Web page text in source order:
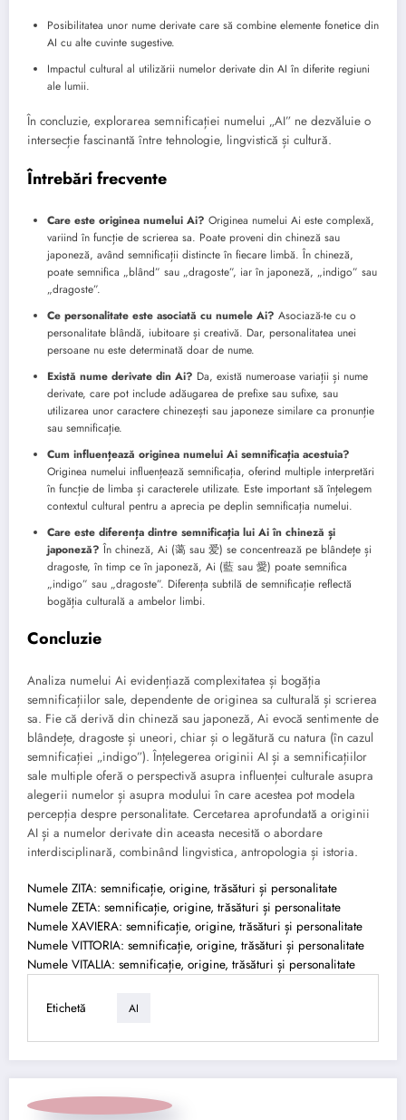
Posibilitatea unor nume derivate care să combine elemente fonetice din
AI cu alte cuvinte sugestive.
Impactul cultural al utilizării numelor derivate din AI în diferite regiuni
ale lumii.
În concluzie, explorarea semnificației numelui „AI” ne dezvăluie o
intersecție fascinantă între tehnologie, lingvistică și cultură.
Întrebări frecvente
Care este originea numelui Ai? Originea numelui Ai este complexă,
variind în funcție de scrierea sa. Poate proveni din chineză sau
japoneză, având semnificații distincte în fiecare limbă. În chineză,
poate semnifica „blând” sau „dragoste”, iar în japoneză, „indigo” sau
„dragoste”.
Ce personalitate este asociată cu numele Ai? Asociază-te cu o
personalitate blândă, iubitoare și creativă. Dar, personalitatea unei
persoane nu este determinată doar de nume.
Există nume derivate din Ai? Da, există numeroase variații și nume
derivate, care pot include adăugarea de prefixe sau sufixe, sau
utilizarea unor caractere chinezești sau japoneze similare ca pronunție
sau semnificație.
Cum influențează originea numelui Ai semnificația acestuia?
Originea numelui influențează semnificația, oferind multiple interpretări
în funcție de limba și caracterele utilizate. Este important să înțelegem
contextul cultural pentru a aprecia pe deplin semnificația numelui.
Care este diferența dintre semnificația lui Ai în chineză și
japoneză? În chineză, Ai (蔼 sau 爱) se concentrează pe blândețe și
dragoste, în timp ce în japoneză, Ai (藍 sau 愛) poate semnifica
„indigo” sau „dragoste”. Diferența subtilă de semnificație reflectă
bogăția culturală a ambelor limbi.
Concluzie
Analiza numelui Ai evidențiază complexitatea și bogăția
semnificațiilor sale, dependente de originea sa culturală și scrierea
sa. Fie că derivă din chineză sau japoneză, Ai evocă sentimente de
blândețe, dragoste și uneori, chiar și o legătură cu natura (în cazul
semnificației „indigo”). Înțelegerea originii AI și a semnificațiilor
sale multiple oferă o perspectivă asupra influenței culturale asupra
alegerii numelor și asupra modului în care acestea pot modela
percepția despre personalitate. Cercetarea aprofundată a originii
AI și a numelor derivate din aceasta necesită o abordare
interdisciplinară, combinând lingvistica, antropologia și istoria.
Numele ZITA: semnificație, origine, trăsături și personalitate
Numele ZETA: semnificație, origine, trăsături și personalitate
Numele XAVIERA: semnificație, origine, trăsături și personalitate
Numele VITTORIA: semnificație, origine, trăsături și personalitate
Numele VITALIA: semnificație, origine, trăsături și personalitate
Etichetă AI